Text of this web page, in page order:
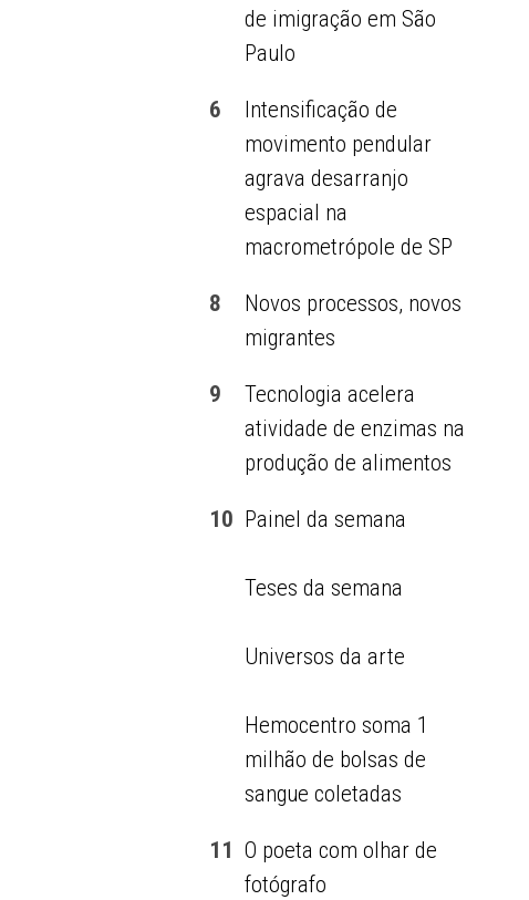
de imigração em São
Paulo
6
Intensificação de
movimento pendular
agrava desarranjo
espacial na
macrometrópole de SP
8
Novos processos, novos
migrantes
9
Tecnologia acelera
atividade de enzimas na
produção de alimentos
10 Painel da semana
Teses da semana
Universos da arte
Hemocentro soma 1
milhão de bolsas de
sangue coletadas
11 O poeta com olhar de
fotógrafo